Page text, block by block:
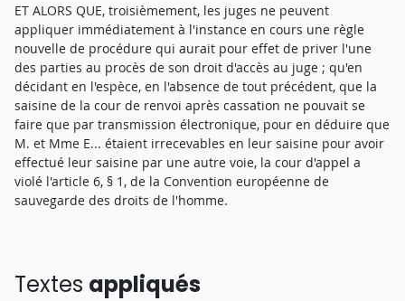
ET ALORS QUE, troisièmement, les juges ne peuvent
appliquer immédiatement à l'instance en cours une règle
nouvelle de procédure qui aurait pour effet de priver l'une
des parties au procès de son droit d'accès au juge ; qu'en
décidant en l'espèce, en l'absence de tout précédent, que la
saisine de la cour de renvoi après cassation ne pouvait se
faire que par transmission électronique, pour en déduire que
M. et Mme E... étaient irrecevables en leur saisine pour avoir
effectué leur saisine par une autre voie, la cour d'appel a
violé l'article 6, § 1, de la Convention européenne de
sauvegarde des droits de l'homme.
Textes appliqués